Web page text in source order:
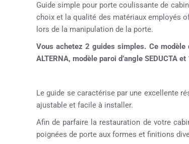
Guide simple pour porte coulissante de
choix et la qualité des matériaux employés
lors de la manipulation de la porte.
Vous achetez 2 guides simples. Ce
ALTERNA, modèle paroi d’angle SEDUCTA
Le guide se caractérise par une excellente
ajustable et facile à installer.
Afin de parfaire la restauration de votre
poignées de porte aux formes et finitions